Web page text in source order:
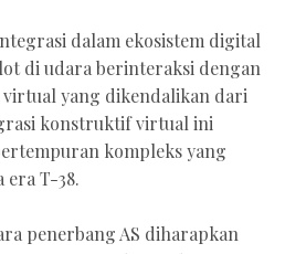
dalam ekosistem digital
di udara berinteraksi dengan
virtual yang dikendalikan dari
konstruktif virtual ini
kompleks yang
era T-38.
penerbang AS diharapkan